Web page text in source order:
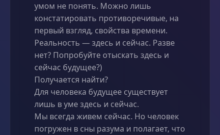
умом не понять. Можно лишь
констатировать противоречивые, на
первый взгляд, свойства времени.
Реальность — здесь и сейчас. Разве
нет? Попробуйте отыскать здесь и
сейчас будущее?)
Получается найти?
Для человека будущее существует
лишь в уме здесь и сейчас.
Мы всегда живем сейчас. Но человек
погружен в сны разума и полагает, что